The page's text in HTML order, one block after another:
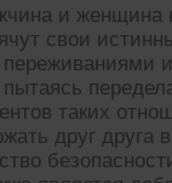
и женщина
свои
таких
друг друга